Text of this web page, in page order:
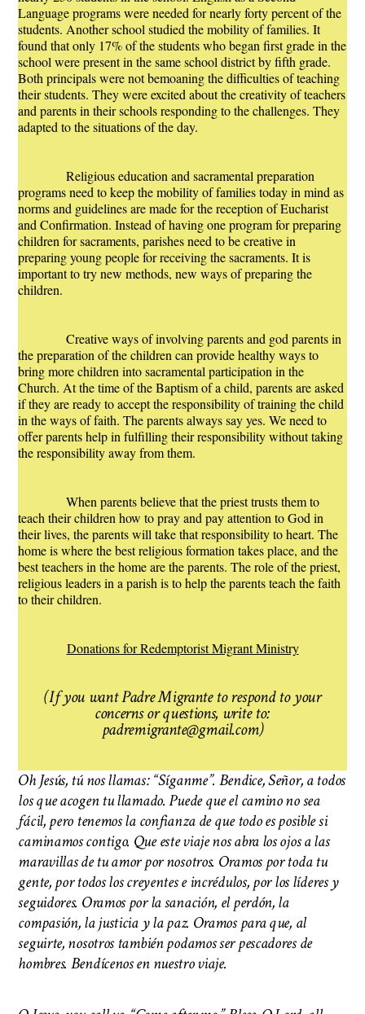
Language programs were needed for nearly forty percent of the
students. Another school studied the mobility of families. It
found that only 17% of the students who began first grade in the
school were present in the same school district by fifth grade.
Both principals were not bemoaning the difficulties of teaching
their students. They were excited about the creativity of teachers
and parents in their schools responding to the challenges. They
adapted to the situations of the day.
Religious education and sacramental preparation
programs need to keep the mobility of families today in mind as
norms and guidelines are made for the reception of Eucharist
and Confirmation. Instead of having one program for preparing
children for sacraments, parishes need to be creative in
preparing young people for receiving the sacraments. It is
important to try new methods, new ways of preparing the
children.
Creative ways of involving parents and god parents in
the preparation of the children can provide healthy ways to
bring more children into sacramental participation in the
Church. At the time of the Baptism of a child, parents are asked
if they are ready to accept the responsibility of training the child
in the ways of faith. The parents always say yes. We need to
offer parents help in fulfilling their responsibility without taking
the responsibility away from them.
When parents believe that the priest trusts them to
teach their children how to pray and pay attention to God in
their lives, the parents will take that responsibility to heart. The
home is where the best religious formation takes place, and the
best teachers in the home are the parents. The role of the priest,
religious leaders in a parish is to help the parents teach the faith
to their children.
Donations for Redemptorist Migrant Ministry
(If you want Padre Migrante to respond to your
concerns or questions, write to:
padremigrante@gmail.com)
Oh Jesús, tú nos llamas: “Síganme”. Bendice, Señor, a todos
los que acogen tu llamado. Puede que el camino no sea
fácil, pero tenemos la confianza de que todo es posible si
caminamos contigo. Que este viaje nos abra los ojos a las
maravillas de tu amor por nosotros. Oramos por toda tu
gente, por todos los creyentes e incrédulos, por los líderes y
seguidores. Oramos por la sanación, el perdón, la
compasión, la justicia y la paz. Oramos para que, al
seguirte, nosotros también podamos ser pescadores de
hombres. Bendícenos en nuestro viaje.